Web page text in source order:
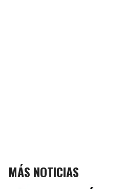
MÁS NOTICIAS